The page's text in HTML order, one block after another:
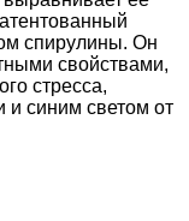
спирулины. Он
свойствами,
стресса,
синим светом от